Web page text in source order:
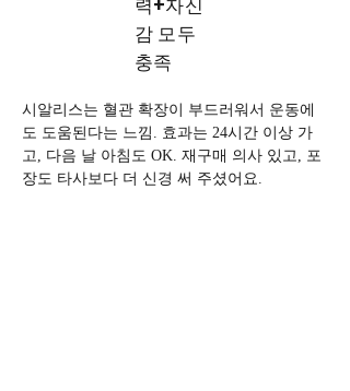
력+자신
감 모두
충족
시알리스는 혈관 확장이 부드러워서 운동에
도 도움된다는 느낌. 효과는 24시간 이상 가
고, 다음 날 아침도 OK. 재구매 의사 있고, 포
장도 타사보다 더 신경 써 주셨어요.